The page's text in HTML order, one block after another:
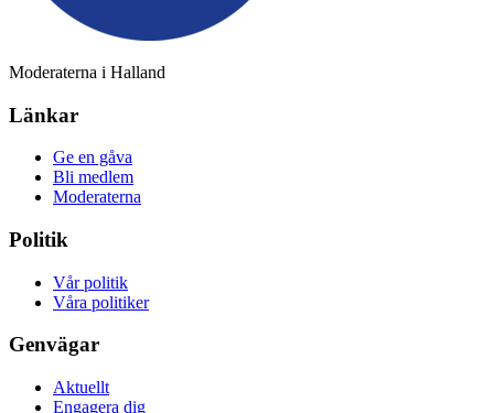
Moderaterna i Halland
Länkar
Ge en gåva
Bli medlem
Moderaterna
Politik
Vår politik
Våra politiker
Genvägar
Aktuellt
Engagera dig